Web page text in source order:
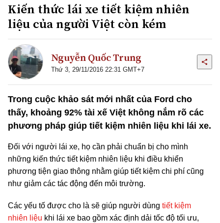
Kiến thức lái xe tiết kiệm nhiên
liệu của người Việt còn kém
Nguyễn Quốc Trung
Thứ 3, 29/11/2016 22:31 GMT+7
Trong cuộc khảo sát mới nhất của Ford cho
thấy, khoảng 92% tài xế Việt không nắm rõ các
phương pháp giúp tiết kiệm nhiên liệu khi lái xe.
Đối với người lái xe, họ cần phải chuẩn bị cho mình
những kiến thức tiết kiệm nhiên liệu khi điều khiển
phương tiện giao thông nhằm giúp tiết kiệm chi phí cũng
như giảm các tác động đến môi trường.
Các yếu tố được cho là sẽ giúp người dùng tiết kiệm
nhiên liệu khi lái xe bao gồm xác định dải tốc độ tối ưu,